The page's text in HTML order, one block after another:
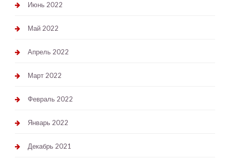
Июнь 2022
Май 2022
Апрель 2022
Март 2022
Февраль 2022
Январь 2022
Декабрь 2021